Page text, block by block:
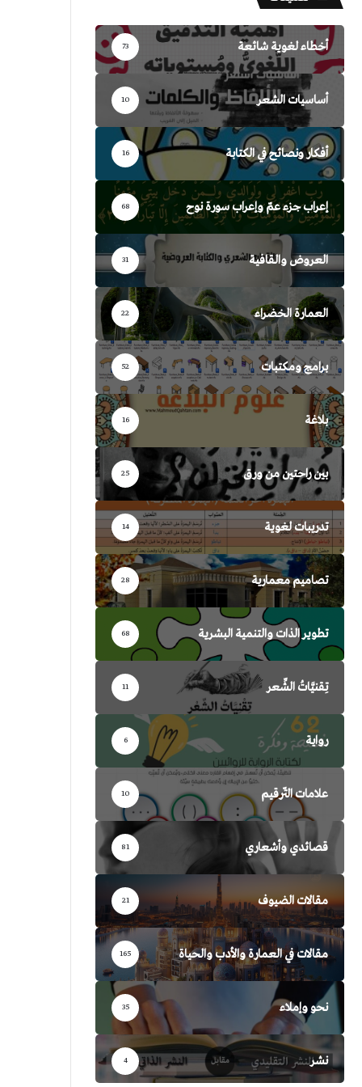
أخطاء لغوية شائعة 73
أساسيات الشعر 10
أفكار ونصائح في الكتابة 16
إعراب جزء عمّ وإعراب سورة نوح 68
العروض والقافية 31
العمارة الخضراء 22
برامج ومكتبات 52
بلاغة 16
بين راحتين من ورق 25
تدريبات لغوية 14
تصاميم معمارية 28
تطوير الذات والتنمية البشرية 68
تِقنيَّاتُ الشِّعر 11
رواية 6
علامات التّرقيم 10
قصائدي وأشعاري 81
مقالات الضيوف 21
مقالات في العمارة والأدب والحياة 165
نحو وإملاء 35
نشر 4